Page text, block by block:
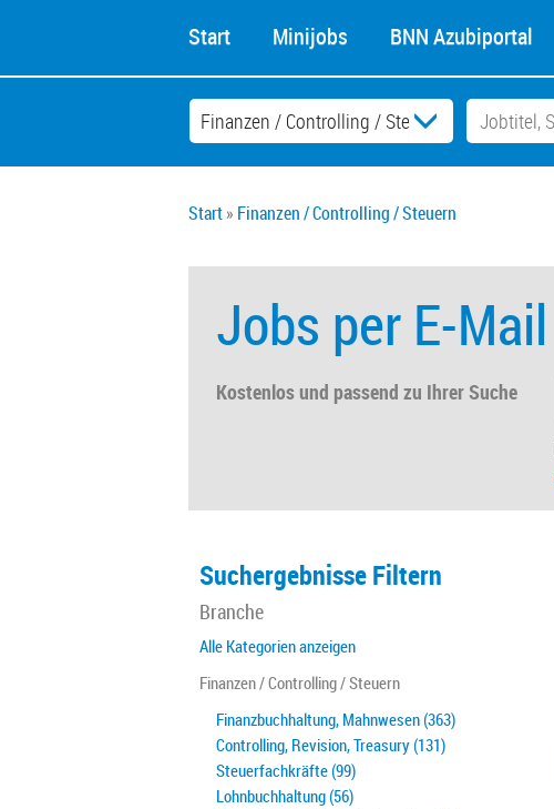
Start Minijobs BNN Azubiportal
Start Finanzen / Controlling / Steuern
Jobs per E-Mail
Kostenlos und passend zu Ihrer Suche
Suchergebnisse Filtern
Branche
Alle Kategorien anzeigen
Finanzen / Controlling / Steuern
Finanzbuchhaltung, Mahnwesen (363)
Controlling, Revision, Treasury (131)
Steuerfachkräfte (99)
Lohnbuchhaltung (56)